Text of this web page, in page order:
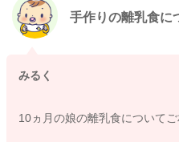
手作りの離乳食に
みるく
10ヵ月の娘の離乳食についてご